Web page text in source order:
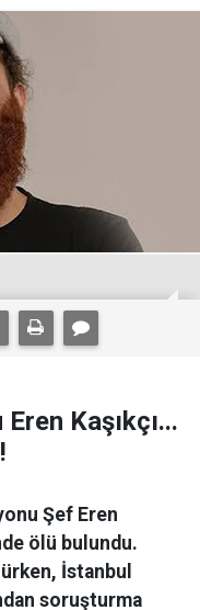
Kaşıkçı...
Şef Eren
ölü bulundu.
İstanbul
soruşturma